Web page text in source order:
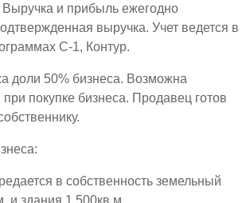
и прибыль ежегодно
выручка. Учет ведется в
С-1, Контур.
доли 50% бизнеса. Возможна
покупке бизнеса. Продавец готов
в собственность земельный
и здания 1.500кв.м